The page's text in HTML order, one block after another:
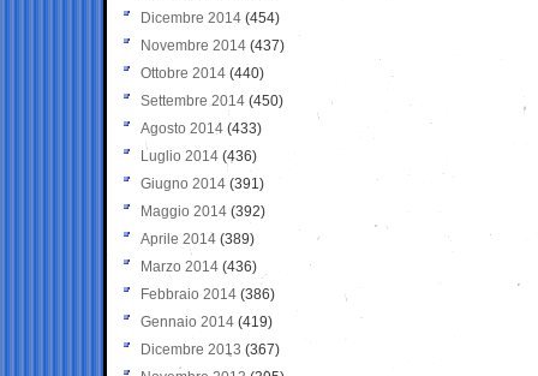
Dicembre 2014 (454)
Novembre 2014 (437)
Ottobre 2014 (440)
Settembre 2014 (450)
Agosto 2014 (433)
Luglio 2014 (436)
Giugno 2014 (391)
Maggio 2014 (392)
Aprile 2014 (389)
Marzo 2014 (436)
Febbraio 2014 (386)
Gennaio 2014 (419)
Dicembre 2013 (367)